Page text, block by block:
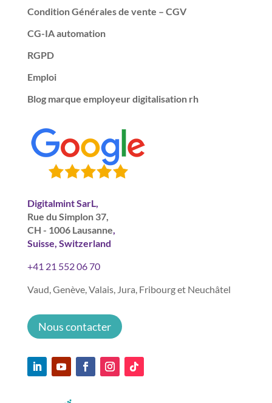
Condition Générales de vente – CGV
CG-IA automation
RGPD
Emploi
Blog marque employeur digitalisation rh
Digitalmint SarL,
Rue du Simplon 37,
CH - 1006 Lausanne
Suisse, Switzerland
+41 21 552 06 70
Vaud, Genève, Valais, Jura, Fribourg et Neuchâtel
Nous contacter